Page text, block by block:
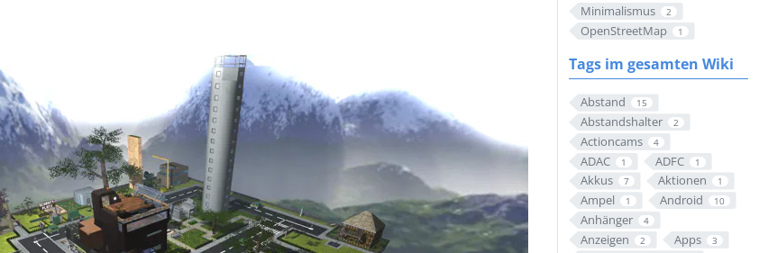
Minimalismus 2
OpenStreetMap 1
Tags im gesamten Wiki
Abstand 15
Abstandshalter 2
Actioncams 4
ADAC 1 ADFC 1
Akkus 7 Aktionen 1
Ampel 1 Android 10
Anhänger 4
Anzeigen 2 Apps 3